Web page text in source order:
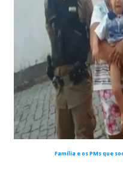
Família e os PMs que